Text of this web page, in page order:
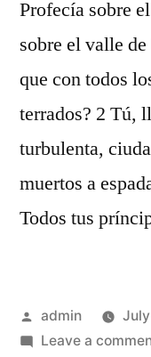
Profecía sobre
sobre el valle
que con todos
terrados? 2 Tú,
turbulenta,
muertos a
Todos tus
Posted
by
admin
Leave a